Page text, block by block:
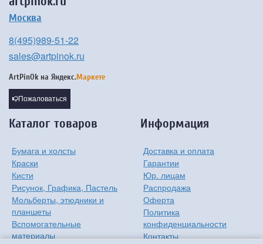
Москва
8(495)989-51-22
sales@artpinok.ru
ArtPinOk на Яндекс.Маркете
Пожаловаться
Каталог товаров
Бумага и холсты
Краски
Кисти
Рисунок, Графика, Пастель
Мольберты, этюдники и
планшеты
Вспомогательные
материалы
Информация
Доставка и оплата
Гарантии
Юр. лицам
Распродажа
Оферта
Политика
конфиденциальности
Контакты